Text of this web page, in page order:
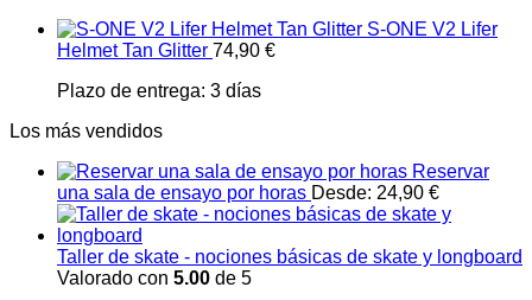
S-ONE V2 Lifer
Helmet Tan Glitter 74,90 €
Plazo de entrega: 3 días
Los más vendidos
Reservar
una sala de ensayo por horas Desde: 24,90 €
Taller de skate - nociones básicas de skate y longboard
Valorado con 5.00 de 5